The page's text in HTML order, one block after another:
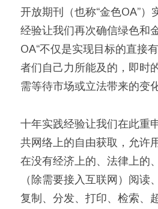
开放期刊（也称“金色OA”）
经验让我们再次确信绿色和
OA“不仅是实现目标的直接
者们自己力所能及的，即时
需等待市场或立法带来的变
十年实践经验让我们在此重
共网络上的自由获取，允许
在没有经济上的、法律上的
（除需要接入互联网）阅读
复制、分发、打印、检索、